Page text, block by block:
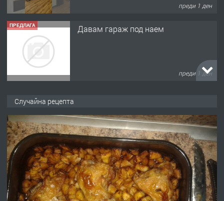
преди 1 ден
ПРЕДЛАГА Давам гараж под наем
преди 1 ден
градската градина!
преди 2 дни
ПРЕДЛАГА
ПРОСТОРЕН ТРИСТАЕН
АПАРТАМЕНТ В НОВА СГРАДА КВ.
КУБА
Случайна рецепта